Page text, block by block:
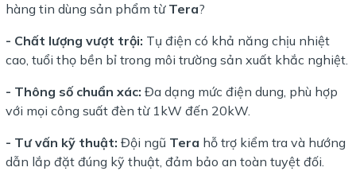
hàng tin dùng sản phẩm từ Tera?
- Chất lượng vượt trội: Tụ điện có khả năng chịu nhiệt
cao, tuổi thọ bền bỉ trong môi trường sản xuất khắc nghiệt.
- Thông số chuẩn xác: Đa dạng mức điện dung, phù hợp
với mọi công suất đèn từ 1kW đến 20kW.
- Tư vấn kỹ thuật: Đội ngũ Tera hỗ trợ kiểm tra và hướng
dẫn lắp đặt đúng kỹ thuật, đảm bảo an toàn tuyệt đối.